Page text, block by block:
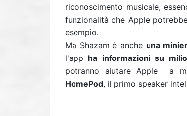
riconoscimento musicale,
funzionalità che Apple
esempio.
Ma Shazam è anche una
l'app ha informazioni su
potranno aiutare Apple a
HomePod, il primo speaker